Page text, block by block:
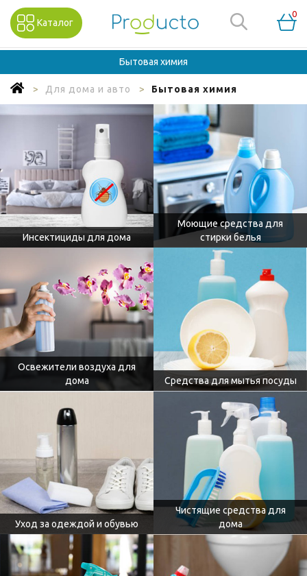
Каталог
0
Бытовая химия
Для дома и авто Бытовая химия
Инсектициды для дома
Моющие средства для
стирки белья
Освежители воздуха для
дома
Средства для мытья посуды
Уход за одеждой и обувью
Чистящие средства для
дома